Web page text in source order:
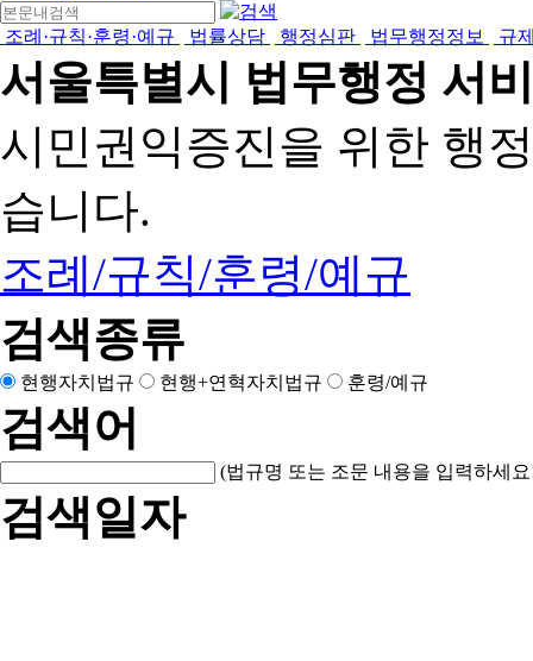
조례·규칙·훈령·예규 법률상담 행정심판 법무행정정보 규
서울특별시 법무행정 서
시민권익증진을 위한 행
습니다.
조례/규칙/훈령/예규
검색종류
현행자치법규 현행+연혁자치법규 훈령/예규
검색어
(법규명 또는 조문 내용을 입력하세
검색일자